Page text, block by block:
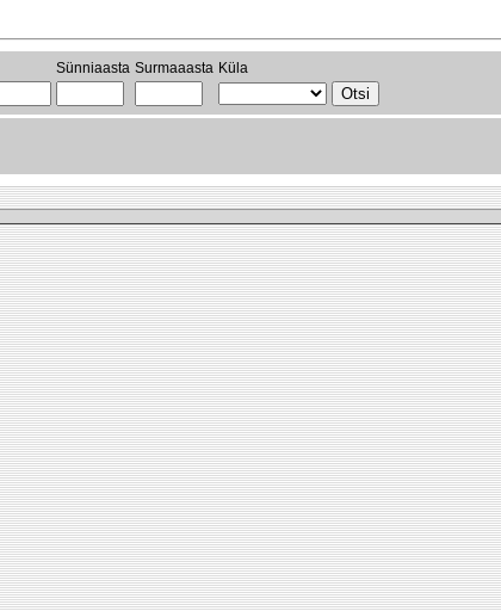
Sünniaasta Surmaaasta Küla